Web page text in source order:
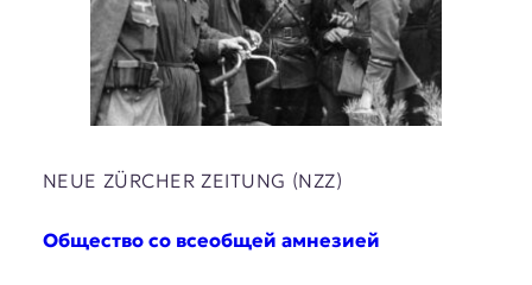
NEUE ZÜRCHER ZEITUNG (NZZ)
Общество со всеобщей амнезией